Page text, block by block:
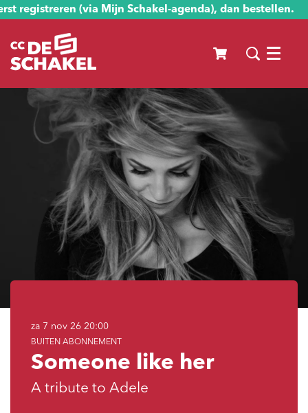
registreren (via Mijn Schakel-agenda), dan bestellen.
Menu
Someone like her
A tribute to Adele
BUITEN ABONNEMENT
za 7 nov 26 20:00